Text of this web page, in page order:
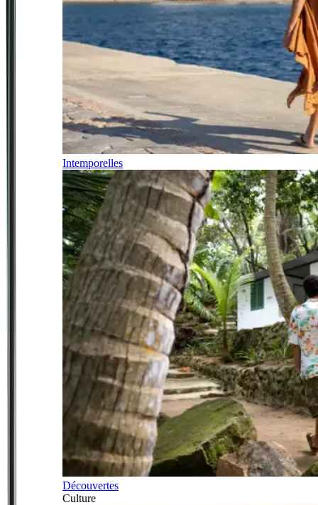
Intemporelles
Découvertes
Culture